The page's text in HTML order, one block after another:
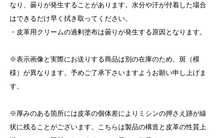
なり、曇りが発生することがあります。水分や汗が付着した場合
はできるだけ早く拭き取ってください。
・皮革用クリームの過剰塗布は曇りが発生する原因となります。
※表示画像と実際にお送りする商品は別の在庫のため、斑（模
様）が異なります。予めご了承下さいますようお願い申し上げま
す。
※厚みのある箇所には皮革の個体差によりミシンの押さえ跡が線
状に残ることがございます。こちらは製品の構造と皮革の性質上